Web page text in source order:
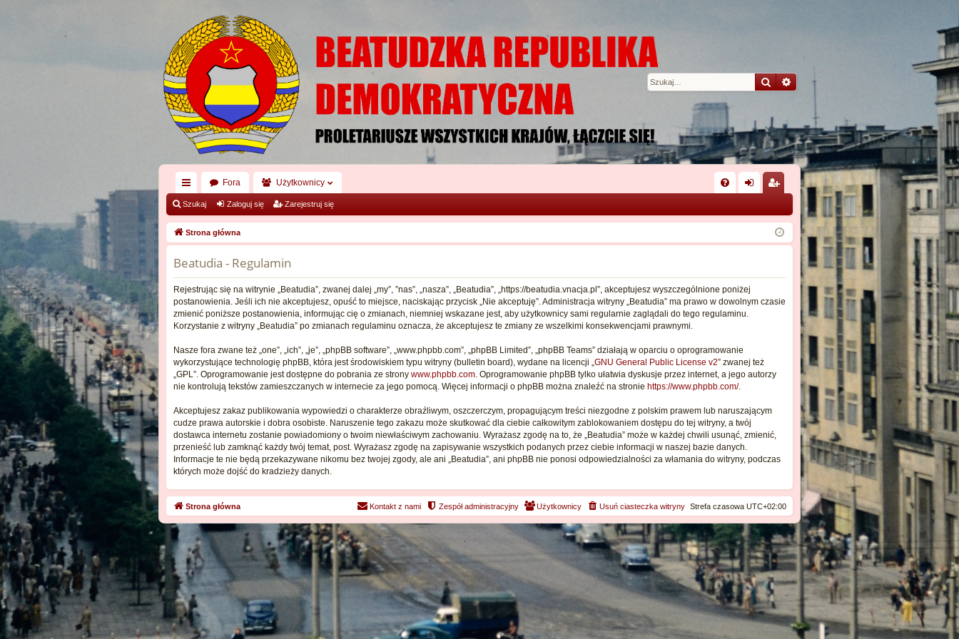
SzukajWyszukiwanie zaawansowane
W
ię
ce
j
…
Fora Użytkownicy
Q og
uj
ę
ej
es
Szukaj Zaloguj się Zarejestruj się
Strona główna
Beatudia - Regulamin
Rejestrując się na witrynie „Beatudia”, zwanej dalej „my”, ”nas”, „nasza”, „Beatudia”, „https://beatudia.vnacja.pl”, akceptujesz wyszczególnione poniżej
postanowienia. Jeśli ich nie akceptujesz, opuść to miejsce, naciskając przycisk „Nie akceptuję”. Administracja witryny „Beatudia” ma prawo w dowolnym czasie
zmienić poniższe postanowienia, informując cię o zmianach, niemniej wskazane jest, aby użytkownicy sami regularnie zaglądali do tego regulaminu.
Korzystanie z witryny „Beatudia” po zmianach regulaminu oznacza, że akceptujesz te zmiany ze wszelkimi konsekwencjami prawnymi.
Nasze fora zwane też „one”, „ich”, „je”, „phpBB software”, „www.phpbb.com”, „phpBB Limited”, „phpBB Teams” działają w oparciu o oprogramowanie
wykorzystujące technologię phpBB, która jest środowiskiem typu witryny (bulletin board), wydane na licencji „GNU General Public License v2” zwanej też
„GPL”. Oprogramowanie jest dostępne do pobrania ze strony www.phpbb.com. Oprogramowanie phpBB tylko ułatwia dyskusje przez internet, a jego autorzy
nie kontrolują tekstów zamieszczanych w internecie za jego pomocą. Więcej informacji o phpBB można znaleźć na stronie https://www.phpbb.com/.
Akceptujesz zakaz publikowania wypowiedzi o charakterze obraźliwym, oszczerczym, propagującym treści niezgodne z polskim prawem lub naruszającym
cudze prawa autorskie i dobra osobiste. Naruszenie tego zakazu może skutkować dla ciebie całkowitym zablokowaniem dostępu do tej witryny, a twój
dostawca internetu zostanie powiadomiony o twoim niewłaściwym zachowaniu. Wyrażasz zgodę na to, że „Beatudia” może w każdej chwili usunąć, zmienić,
przenieść lub zamknąć każdy twój temat, post. Wyrażasz zgodę na zapisywanie wszystkich podanych przez ciebie informacji w naszej bazie danych.
Informacje te nie będą przekazywane nikomu bez twojej zgody, ale ani „Beatudia”, ani phpBB nie ponosi odpowiedzialności za włamania do witryny, podczas
których może dojść do kradzieży danych.
Strona główna Strefa czasowa UTC+02:00
Usuń ciasteczka witryny
Użytkownicy
Zespół administracyjny
Kontakt z nami